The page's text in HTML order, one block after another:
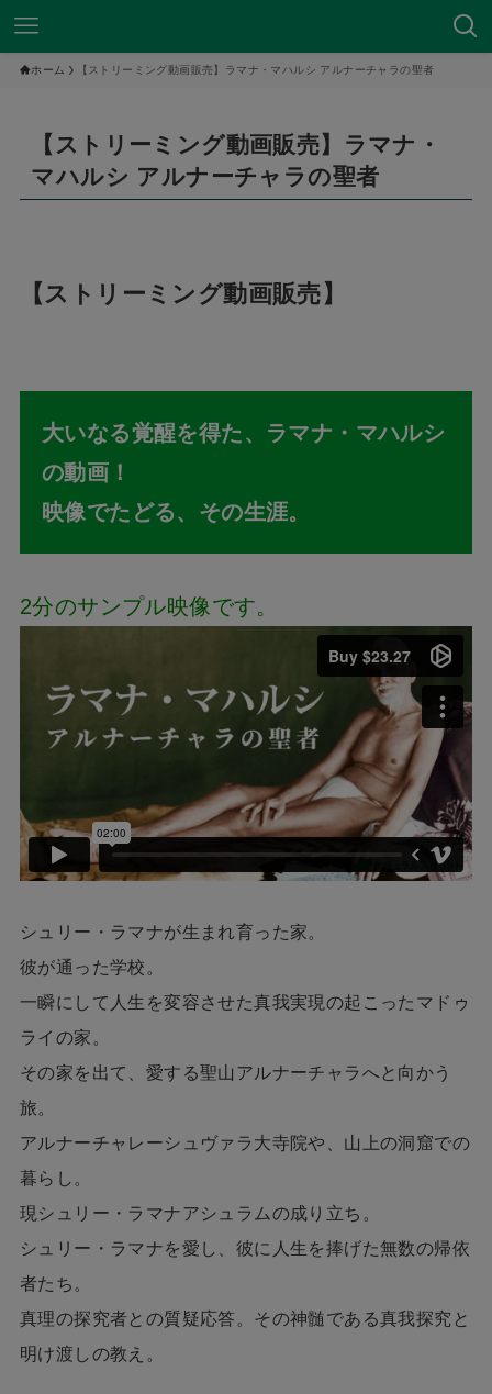
ホーム 【ストリーミング動画販売】ラマナ・マハルシ アルナーチャラの聖者
【ストリーミング動画販売】ラマナ・
マハルシ アルナーチャラの聖者
【ストリーミング動画販売】
大いなる覚醒を得た、ラマナ・マハルシ
の動画！
映像でたどる、その生涯。
2分のサンプル映像です。
シュリー・ラマナが生まれ育った家。
彼が通った学校。
一瞬にして人生を変容させた真我実現の起こったマドゥ
ライの家。
その家を出て、愛する聖山アルナーチャラへと向かう
旅。
アルナーチャレーシュヴァラ大寺院や、山上の洞窟での
暮らし。
現シュリー・ラマナアシュラムの成り立ち。
シュリー・ラマナを愛し、彼に人生を捧げた無数の帰依
者たち。
真理の探究者との質疑応答。その神髄である真我探究と
明け渡しの教え。